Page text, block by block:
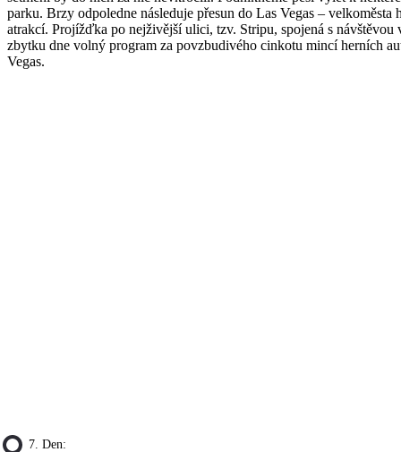
parku. Brzy odpoledne následuje přesun do Las Vegas – velkoměsta
atrakcí. Projížďka po nejživější ulici, tzv. Stripu, spojená s návštěvou
zbytku dne volný program za povzbudivého cinkotu mincí herních
Vegas.
7. Den: